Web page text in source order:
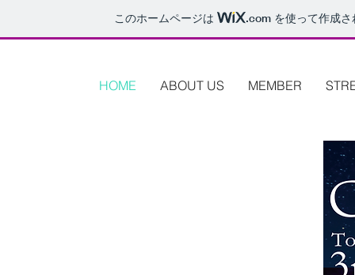
このホームページは .com を使って作成
HOME ABOUT US MEMBER